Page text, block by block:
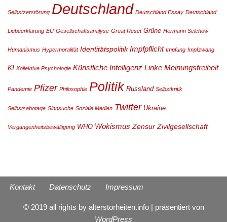
Selbstzerstörung Deutschland Deutschland Essay Deutschland
Liebeerklärung EU Gesellschaftsanalyse Great Reset Grüne Hermann Selchow
Humanismus Hypermoralität Identitätspolitik Impfpflicht Impfung Impfzwang
KI Kollektive Psychologie Künstliche Intelligenz Linke Meinungsfreiheit
Pandemie Pfizer Philosophie Politik Russland Selbstkritik
Selbstsabotage Sinnsuche Soziale Medien Twitter Ukraine
Vergangenheitsbewältigung WHO Wokismus Zensur Zivilgesellschaft
Kontakt Datenschutz Impressum
© 2019 all rights by alterstorheiten.info | präsentiert von
WordPress